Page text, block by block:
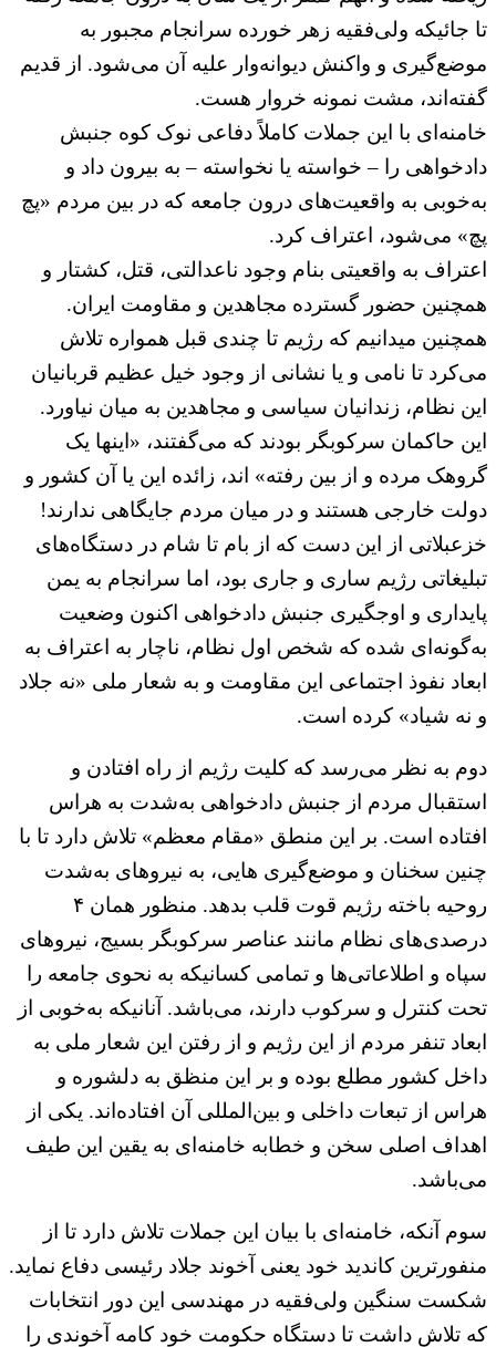
تا جائیکه ولی‌فقیه زهر خورده سرانجام مجبور به
موضع‌گیری و واکنش دیوانه‌وار علیه آن می‌شود. از قدیم
گفته‌اند، مشت نمونه خروار هست.
خامنه‌ای با این جملات کاملاً دفاعی نوک کوه جنبش
دادخواهی را – خواسته یا نخواسته – به بیرون داد و
به‌خوبی به واقعیت‌های درون جامعه که در بین مردم «پچ
پچ» می‌شود، اعتراف کرد.
اعتراف به واقعیتی بنام وجود ناعدالتی، قتل، کشتار و
همچنین حضور گسترده مجاهدین و مقاومت ایران.
همچنین میدانیم که رژیم تا چندی قبل همواره تلاش
می‌کرد تا نامی و یا نشانی از وجود خیل عظیم قربانیان
این نظام، زندانیان سیاسی و مجاهدین به میان نیاورد.
این حاکمان سرکوبگر بودند که می‌گفتند، «اینها یک
گروهک مرده و از بین رفته» اند، زائده این یا آن کشور و
دولت خارجی هستند و در میان مردم جایگاهی ندارند!
خزعبلاتی از این دست که از بام تا شام در دستگاه‌های
تبلیغاتی رژیم ساری و جاری بود، اما سرانجام به یمن
پایداری و اوجگیری جنبش دادخواهی اکنون وضعیت
به‌گونه‌ای شده که شخص اول نظام، ناچار به اعتراف به
ابعاد نفوذ اجتماعی این مقاومت و به شعار ملی «نه جلاد
و نه شیاد» کرده است.
دوم به نظر می‌رسد که کلیت رژیم از راه افتادن و
استقبال مردم از جنبش دادخواهی به‌شدت به هراس
افتاده است. بر این منطق «مقام معظم» تلاش دارد تا با
چنین سخنان و موضع‌گیری هایی، به نیروهای به‌شدت
روحیه باخته رژیم قوت قلب بدهد. منظور همان ۴
درصدی‌های نظام مانند عناصر سرکوبگر بسیج، نیروهای
سپاه و اطلاعاتی‌ها و تمامی کسانیکه به نحوی جامعه را
تحت کنترل و سرکوب دارند، می‌باشد. آنانیکه به‌خوبی از
ابعاد تنفر مردم از این رژیم و از رفتن این شعار ملی به
داخل کشور مطلع بوده و بر این منظق به دلشوره و
هراس از تبعات داخلی و بین‌المللی آن افتاده‌اند. یکی از
اهداف اصلی سخن و خطابه خامنه‌ای به یقین این طیف
می‌باشد.
سوم آنکه، خامنه‌ای با بیان این جملات تلاش دارد تا از
منفورترین کاندید خود یعنی آخوند جلاد رئیسی دفاع نماید.
شکست سنگین ولی‌فقیه در مهندسی این دور انتخابات
که تلاش داشت تا دستگاه حکومت خود کامه آخوندی را